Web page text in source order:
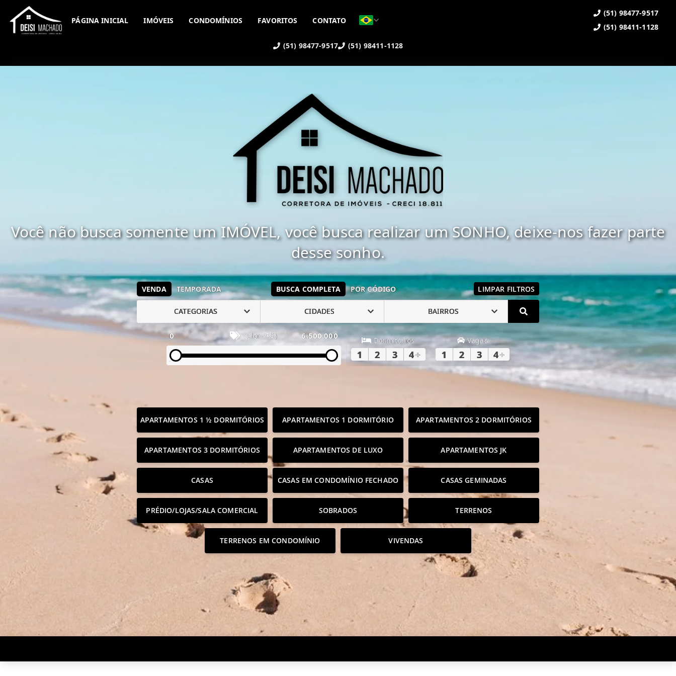
(51) 98477-9517 (51) 98411-1128
PÁGINA INICIAL IMÓVEIS CONDOMÍNIOS FAVORITOS CONTATO
(51) 98477-9517
(51) 98411-1128
Você não busca somente um IMÓVEL, você busca realizar um SONHO, deixe-nos fazer parte
desse sonho.
VENDA TEMPORADA BUSCA COMPLETA POR CÓDIGO LIMPAR FILTROS
CATEGORIAS CIDADES BAIRROS
0 Valor (R$) 6.500.000 Dormitórios
1 2 3 4+
Vagas
1 2 3 4+
APARTAMENTOS 1 ½ DORMITÓRIOS APARTAMENTOS 1 DORMITÓRIO APARTAMENTOS 2 DORMITÓRIOS
APARTAMENTOS 3 DORMITÓRIOS APARTAMENTOS DE LUXO APARTAMENTOS JK
CASAS CASAS EM CONDOMÍNIO FECHADO CASAS GEMINADAS
PRÉDIO/LOJAS/SALA COMERCIAL SOBRADOS TERRENOS
TERRENOS EM CONDOMÍNIO VIVENDAS